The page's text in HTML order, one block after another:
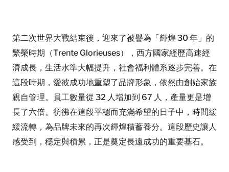
第二次世界大戰結束後，迎來了被譽為「輝煌 30 年」的
繁榮時期（Trente Glorieuses），西方國家經歷高速經
濟成長，生活水準大幅提升，社會福利體系逐步完善。在
這段時期，愛彼成功地重塑了品牌形象，依然由創始家族
親自管理。員工數量從 32 人增加到 67 人，產量更是增
長了六倍。彷彿在這段平穩而充滿希望的日子中，時間緩
緩流轉，為品牌未來的再次輝煌積蓄養分。這段歷史讓人
感受到，穩定與積累，正是奠定長遠成功的重要基石。